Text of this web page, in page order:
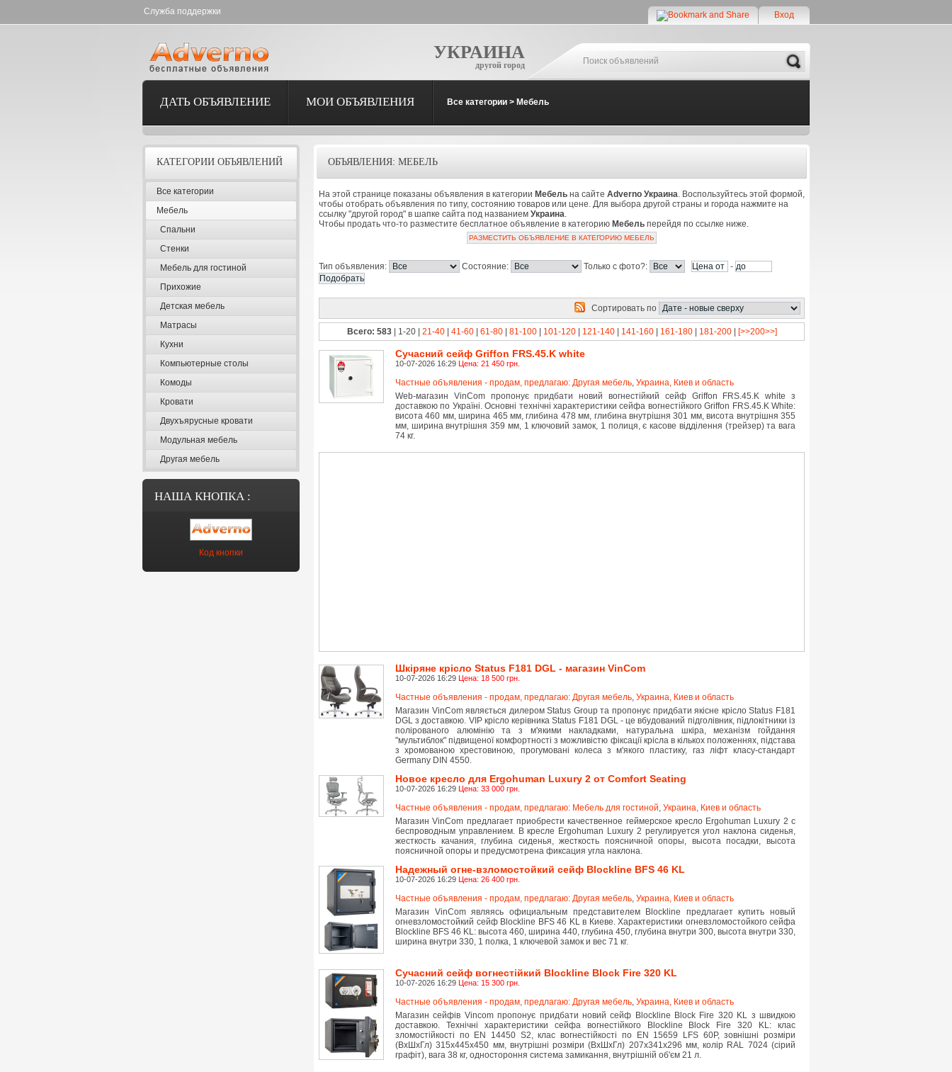
Служба поддержки Вход
УКРАИНА
другой город
Search
ДАТЬ ОБЪЯВЛЕНИЕ МОИ ОБЪЯВЛЕНИЯ Все категории > Мебель
КАТЕГОРИИ ОБЪЯВЛЕНИЙ
Все категории
Мебель
Спальни
Стенки
Мебель для гостиной
Прихожие
Детская мебель
Матрасы
Кухни
Компьютерные столы
Комоды
Кровати
Двухъярусные кровати
Модульная мебель
Другая мебель
НАША КНОПКА :
Код кнопки
ОБЪЯВЛЕНИЯ: МЕБЕЛЬ
На этой странице показаны объявления в категории Мебель на сайте Adverno Украина. Воспользуйтесь этой формой,
чтобы отобрать объявления по типу, состоянию товаров или цене. Для выбора другой страны и города нажмите на
ссылку "другой город" в шапке сайта под названием Украина.
Чтобы продать что-то разместите бесплатное объявление в категорию Мебель перейдя по ссылке ниже.
РАЗМЕСТИТЬ ОБЪЯВЛЕНИЕ В КАТЕГОРИЮ МЕБЕЛЬ
Тип объявления: Состояние: Только с фото?: -
Сортировать по
Всего: 583| 1-20 | 21-40| 41-60| 61-80| 81-100| 101-120| 121-140| 141-160| 161-180| 181-200| [>>200>>]
Сучасний сейф Griffon FRS.45.K white
10-07-2026 16:29 Цена: 21 450 грн.
Частные объявления - продам, предлагаю: Другая мебель, Украина, Киев и область
Web-магазин VinCom пропонує придбати новий вогнестійкий сейф Griffon FRS.45.K white з
доставкою по Україні. Основні технічні характеристики сейфа вогнестійкого Griffon FRS.45.K White:
висота 460 мм, ширина 465 мм, глибина 478 мм, глибина внутрішня 301 мм, висота внутрішня 355
мм, ширина внутрішня 359 мм, 1 ключовий замок, 1 полиця, є касове відділення (трейзер) та вага
74 кг.
Шкіряне крісло Status F181 DGL - магазин VinCom
10-07-2026 16:29 Цена: 18 500 грн.
Частные объявления - продам, предлагаю: Другая мебель, Украина, Киев и область
Магазин VinCom являється дилером Status Group та пропонує придбати якісне крісло Status F181
DGL з доставкою. VIP крісло керівника Status F181 DGL - це вбудований підголівник, підлокітники із
полірованого алюмінію та з м'якими накладками, натуральна шкіра, механізм гойдання
"мультиблок" підвищеної комфортності з можливістю фіксації крісла в кількох положеннях, підстава
з хромованою хрестовиною, прогумовані колеса з м'якого пластику, газ ліфт класу-стандарт
Germany DIN 4550.
Новое кресло для Ergohuman Luxury 2 от Comfort Seating
10-07-2026 16:29 Цена: 33 000 грн.
Частные объявления - продам, предлагаю: Мебель для гостиной, Украина, Киев и область
Магазин VinCom предлагает приобрести качественное геймерское кресло Ergohuman Luxury 2 с
беспроводным управлением. В кресле Ergohuman Luxury 2 регулируется угол наклона сиденья,
жесткость качания, глубина сиденья, жесткость поясничной опоры, высота посадки, высота
поясничной опоры и предусмотрена фиксация угла наклона.
Надежный огне-взломостойкий сейф Blockline BFS 46 KL
10-07-2026 16:29 Цена: 26 400 грн.
Частные объявления - продам, предлагаю: Другая мебель, Украина, Киев и область
Магазин VinCom являясь официальным представителем Blockline предлагает купить новый
огневзломостойкий сейф Blockline BFS 46 KL в Киеве. Характеристики огневзломостойкого сейфа
Blockline BFS 46 KL: высота 460, ширина 440, глубина 450, глубина внутри 300, высота внутри 330,
ширина внутри 330, 1 полка, 1 ключевой замок и вес 71 кг.
Сучасний сейф вогнестійкий Blockline Block Fire 320 KL
10-07-2026 16:29 Цена: 15 300 грн.
Частные объявления - продам, предлагаю: Другая мебель, Украина, Киев и область
Магазин сейфів Vincom пропонує придбати новий сейф Blockline Block Fire 320 KL з швидкою
доставкою. Технічні характеристики сейфа вогнестійкого Blockline Block Fire 320 KL: клас
зломостійкості по EN 14450 S2, клас вогнестійкості по EN 15659 LFS 60P, зовнішні розміри
(ВхШхГл) 315x445x450 мм, внутрішні розміри (ВхШхГл) 207x341x296 мм, колір RAL 7024 (сірий
графіт), вага 38 кг, одностороння система замикання, внутрішній об'єм 21 л.